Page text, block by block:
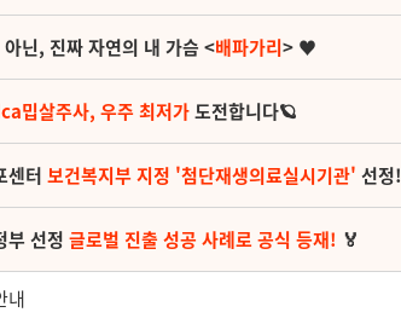
닌, 진짜 자연의 내 가슴 <배파가리> ♥
밉살주사, 우주 최저가도전합니다🪐
센터 보건복지부 지정 '첨단재생의료실시기관' 선정!
선정 글로벌 진출 성공 사례로 공식 등재! 🏅
내